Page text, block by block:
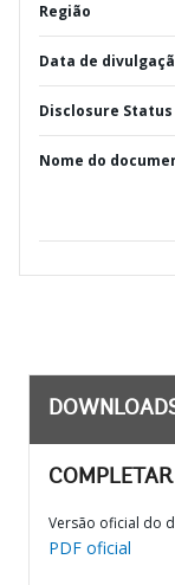
Região
Data de
Disclosure Status
Nome do
Versão oficial do
PDF oficial